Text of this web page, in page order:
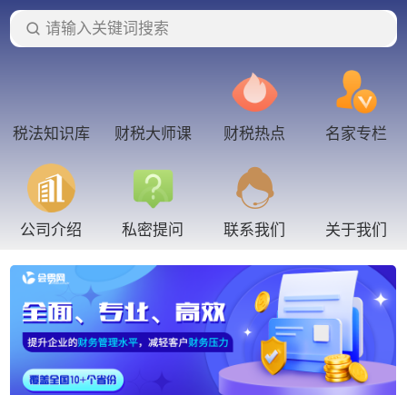
请输入关键词搜索
税法知识库 财税大师课 财税热点 名家专栏
公司介绍 私密提问 联系我们 关于我们